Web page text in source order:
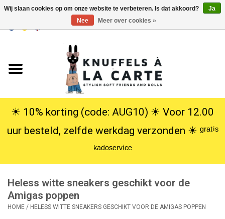
USD
Knuffels
Poppen
SALE
Cadeauservice
☀︎ 10% korting (code: AUG10) ☀︎ Voor 12.00
uur besteld, zelfde werkdag verzonden ☀︎ ᵍʳᵃᵗⁱˢ
ᵏᵃᵈᵒˢᵉʳᵛⁱᶜᵉ
Heless witte sneakers geschikt voor de
Amigas poppen
HOME / HELESS WITTE SNEAKERS GESCHIKT VOOR DE AMIGAS POPPEN
Wij slaan cookies op om onze website te verbeteren. Is dat akkoord?
Ja
Nee
Meer over cookies »